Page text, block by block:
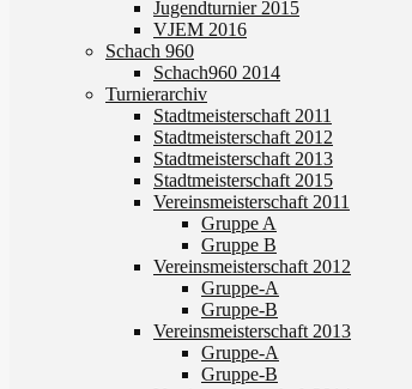
Jugendturnier 2015
VJEM 2016
Schach 960
Schach960 2014
Turnierarchiv
Stadtmeisterschaft 2011
Stadtmeisterschaft 2012
Stadtmeisterschaft 2013
Stadtmeisterschaft 2015
Vereinsmeisterschaft 2011
Gruppe A
Gruppe B
Vereinsmeisterschaft 2012
Gruppe-A
Gruppe-B
Vereinsmeisterschaft 2013
Gruppe-A
Gruppe-B